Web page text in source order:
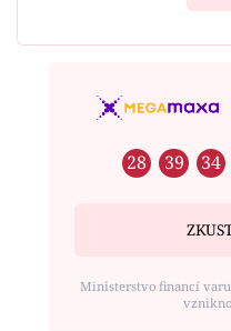
28 39 34
Ministerstvo financí